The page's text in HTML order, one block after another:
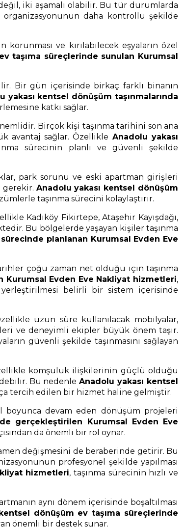
iki aşamalı olabilir. Bu tür durumlarda
organizasyonunun daha kontrollü şekilde
ve kırılabilecek eşyaların özel
taşıma süreçlerinde sunulan Kurumsal
Bir gün içerisinde birkaç farklı binanın
yakası kentsel dönüşüm taşınmalarında
katkı sağlar.
Birçok kişi taşınma tarihini son ana
avantaj sağlar. Özellikle Anadolu yakası
sürecinin planlı ve güvenli şekilde
park sorunu ve eski apartman girişleri
gerekir. Anadolu yakası kentsel dönüşüm
taşınma sürecini kolaylaştırır.
Kadıköy Fikirtepe, Ataşehir Kayışdağı,
Bu bölgelerde yaşayan kişiler taşınma
planlanan Kurumsal Evden Eve
çoğu zaman net olduğu için taşınma
Kurumsal Evden Eve Nakliyat hizmetleri,
yerleştirilmesi belirli bir sistem içerisinde
uzun süre kullanılacak mobilyalar,
ve deneyimli ekipler büyük önem taşır.
güvenli şekilde taşınmasını sağlayan
komşuluk ilişkilerinin güçlü olduğu
Bu nedenleAnadolu yakası kentsel
tercih edilen bir hizmet haline gelmiştir.
boyunca devam eden dönüşüm projeleri
gerçekleştirilen Kurumsal Evden Eve
da önemli bir rol oynar.
değişmesini de beraberinde getirir. Bu
profesyonel şekilde yapılması
hizmetleri, taşınma sürecinin hızlı ve
aynı dönem içerisinde boşaltılması
dönüşüm ev taşıma süreçlerinde
önemli bir destek sunar.